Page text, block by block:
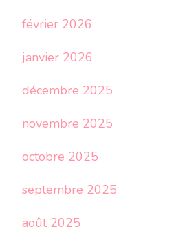
février 2026
janvier 2026
décembre 2025
novembre 2025
octobre 2025
septembre 2025
août 2025